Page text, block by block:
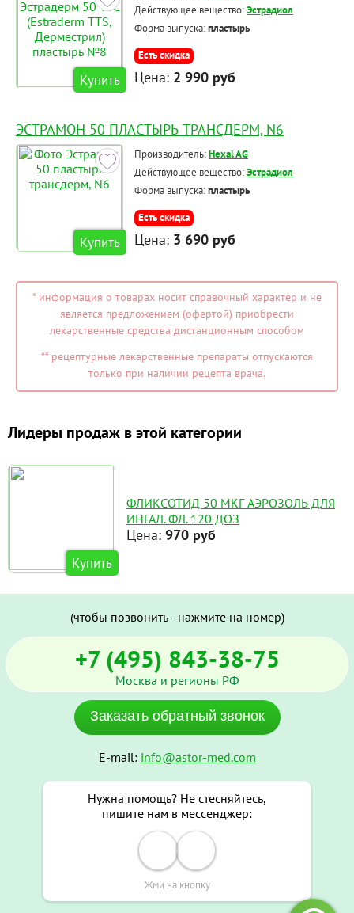
Купить
Действующее вещество:Эстрадиол
Форма выпуска:пластырь
Есть скидка
Цена: 2 990 руб
ЭСТРАМОН 50 ПЛАСТЫРЬ ТРАНСДЕРМ, N6
Купить
Производитель:Hexal AG
Действующее вещество:Эстрадиол
Форма выпуска:пластырь
Есть скидка
Цена: 3 690 руб
* информация о товарах носит справочный характер и не
является предложением (офертой) приобрести
лекарственные средства дистанционным способом
** рецептурные лекарственные препараты отпускаются
только при наличии рецепта врача.
Лидеры продаж в этой категории
Купить
ФЛИКСОТИД 50 МКГ АЭРОЗОЛЬ ДЛЯ
ИНГАЛ. ФЛ. 120 ДОЗ
Цена: 970 руб
(чтобы позвонить - нажмите на номер)
+7 (495) 843-38-75
Москва и регионы РФ
Заказать обратный звонок
E-mail: info@astor-med.com
Нужна помощь? Не стесняйтесь,
пишите нам в мессенджер:
Жми на кнопку